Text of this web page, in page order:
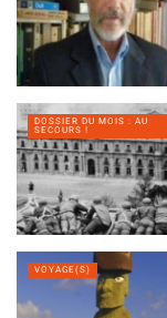
DOSSIER DU MOIS : AU
SECOURS !
VOYAGE(S)